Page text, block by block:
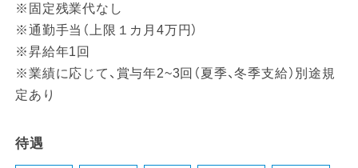
※固定残業代なし
※通勤手当（上限１カ月4万円）
※昇給年1回
※業績に応じて、賞与年2~3回（夏季、冬季支給）別途規
定あり
待遇